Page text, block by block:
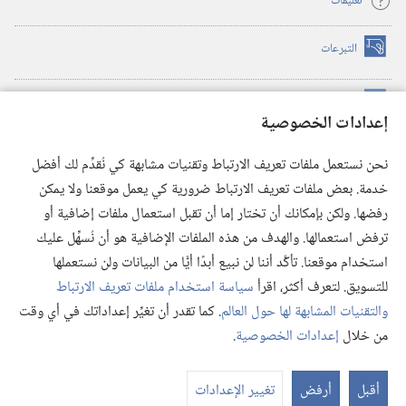
إعدادات الخصوصية
نحن نستعمل ملفات تعريف الارتباط وتقنيات مشابهة كي نُقدِّم لك أفضل
خدمة. بعض ملفات تعريف الارتباط ضرورية كي يعمل موقعنا ولا يمكن
رفضها. ولكن بإمكانك أن تختار إما أن تقبل استعمال ملفات إضافية أو
ترفض استعمالها. والهدف من هذه الملفات الإضافية هو أن نُسهِّل عليك
استخدام موقعنا. تأكَّد أننا لن نبيع أبدًا أيًّا من البيانات ولن نستعملها
للتسويق. لتعرف أكثر، اقرأسياسة استخدام ملفات تعريف الارتباط
والتقنيات المشابهة لها حول العالم. كما تقدر أن تغيِّر إعداداتك في أي وقت
من خلال إعدادات الخصوصية.
أقبل أرفض تغيير الإعدادات
التبرعات (يفتح
نافذة
(يفتح
نافذة
(يفتح
نافذة
جديدة) تطبيق ®
JW Library
مكتبة برج المراقبة
© 2026 .Watch Tower Bible and Tract Society of Pennsylvania
شروط الاستخدام |